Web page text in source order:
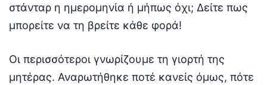
στάνταρ η ημερομηνία ή μήπως όχι; Δείτε πως
μπορείτε να τη βρείτε κάθε φορά!
Οι περισσότεροι γνωρίζουμε τη γιορτή της
μητέρας. Αναρωτήθηκε ποτέ κανείς όμως, πότε